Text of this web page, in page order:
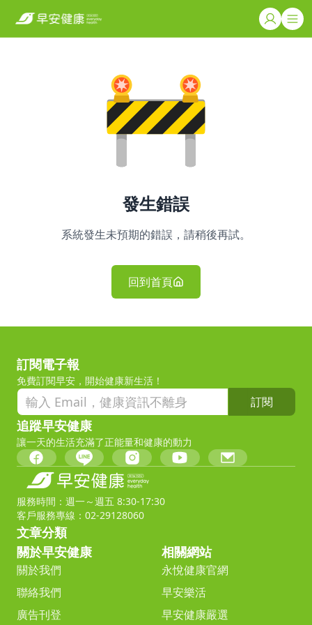
發生錯誤
系統發生未預期的錯誤，請稍後再試。
回到首頁
訂閱電子報
免費訂閱早安，開始健康新生活！
訂閱
追蹤早安健康
讓一天的生活充滿了正能量和健康的動力
服務時間：週一～週五 8:30-17:30
客戶服務專線：02-29128060
文章分類
關於早安健康
關於我們
聯絡我們
廣告刊登
相關網站
永悅健康官網
早安樂活
早安健康嚴選